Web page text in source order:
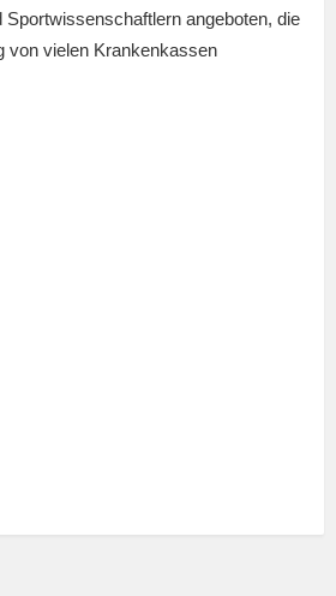
angeboten, die
von vielen Krankenkassen